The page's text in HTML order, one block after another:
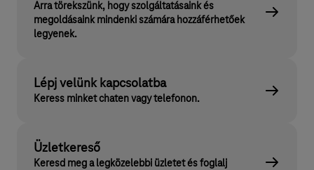
Arra törekszünk, hogy szolgáltatásaink és
megoldásaink mindenki számára hozzáférhetőek
legyenek.
Lépj velünk kapcsolatba
Keress minket chaten vagy telefonon.
Üzletkereső
Keresd meg a legközelebbi üzletet és foglalj